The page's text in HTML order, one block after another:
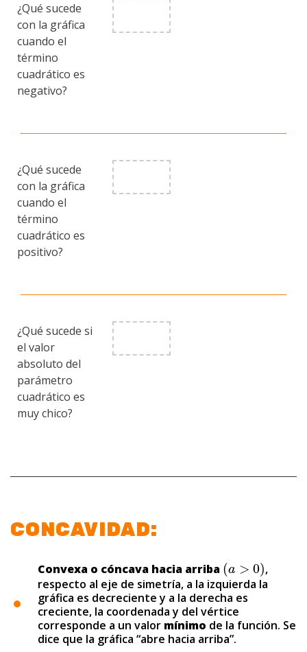
¿Qué sucede
con la gráfica
cuando el
término
cuadrático es
negativo?
¿Qué sucede
con la gráfica
cuando el
término
cuadrático es
positivo?
¿Qué sucede si
el valor
absoluto del
parámetro
cuadrático es
muy chico?
CONCAVIDAD:
Convexa o cóncava hacia arriba (a > 0)
(a> 0)
,
respecto al eje de simetría, a la izquierda la
gráfica es decreciente y a la derecha es
creciente, la coordenada y del vértice
corresponde a un valor mínimo de la función. Se
dice que la gráfica “abre hacia arriba”.